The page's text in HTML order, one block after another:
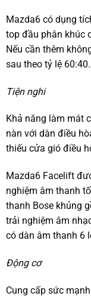
Mazda6 có dụng
top đầu phân khúc
Nếu cần thêm
sau theo tỷ lệ 60:40.
Tiện nghi
Khả năng làm mát
nàn với dàn điều
thiếu cửa gió điều
Mazda6 Facelift
nghiệm âm thanh
thanh Bose khủng
trải nghiệm âm
có dàn âm thanh 6
Động cơ
Cung cấp sức